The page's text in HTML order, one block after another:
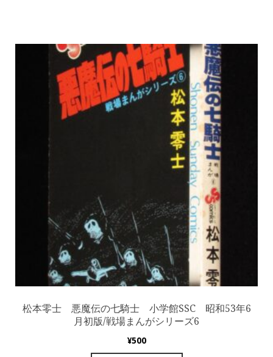
松本零士 悪魔伝の七騎士 小学館SSC 昭和53年6
月初版/戦場まんがシリーズ6
¥500